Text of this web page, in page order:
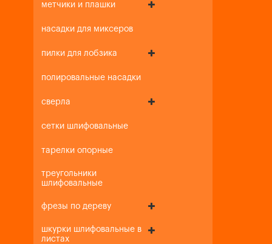
метчики и плашки
насадки для миксеров
пилки для лобзика
полировальные насадки
сверла
сетки шлифовальные
тарелки опорные
треугольники
шлифовальные
фрезы по дереву
шкурки шлифовальные в
листах